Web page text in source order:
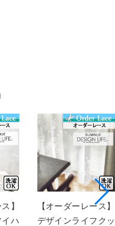
】
ハ
【オーダーレース】
デザインライフクッ